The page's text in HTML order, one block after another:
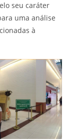
seu caráter
uma análise
à